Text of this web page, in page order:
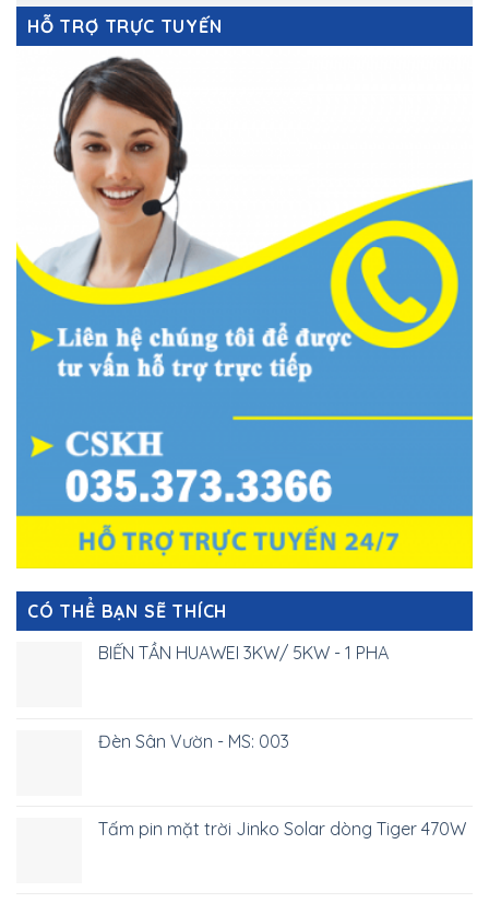
HỖ TRỢ TRỰC TUYẾN
CÓ THỂ BẠN SẼ THÍCH
BIẾN TẦN HUAWEI 3KW/ 5KW - 1 PHA
Đèn Sân Vườn - MS: 003
Tấm pin mặt trời Jinko Solar dòng Tiger 470W